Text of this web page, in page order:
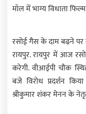
मॉल में भाग्य विधाता
रसोई गैस के दाम बढ़ने पर
रायपुर. रायपुर में आज
करेगी. वीआईपी चौक
बजे विरोध प्रदर्शन
श्रीकुमार शंकर मेनन के